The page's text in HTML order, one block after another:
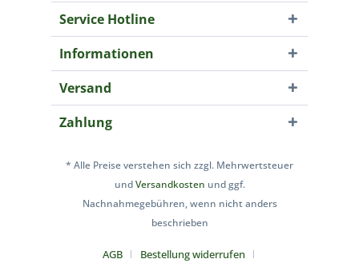
Service Hotline
Informationen
Versand
Zahlung
* Alle Preise verstehen sich zzgl. Mehrwertsteuer
undVersandkosten und ggf.
Nachnahmegebühren, wenn nicht anders
beschrieben
AGB
Bestellung widerrufen